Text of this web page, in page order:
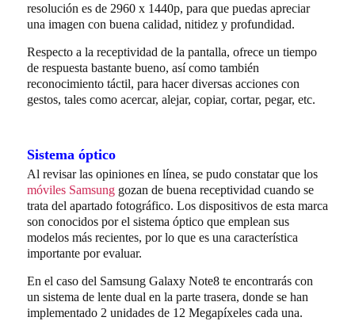
resolución es de 2960 x 1440p, para que puedas apreciar
una imagen con buena calidad, nitidez y profundidad.
Respecto a la receptividad de la pantalla, ofrece un tiempo
de respuesta bastante bueno, así como también
reconocimiento táctil, para hacer diversas acciones con
gestos, tales como acercar, alejar, copiar, cortar, pegar, etc.
Sistema óptico
Al revisar las opiniones en línea, se pudo constatar que los
móviles Samsunggozan de buena receptividad cuando se
trata del apartado fotográfico. Los dispositivos de esta marca
son conocidos por el sistema óptico que emplean sus
modelos más recientes, por lo que es una característica
importante por evaluar.
En el caso del Samsung Galaxy Note8 te encontrarás con
un sistema de lente dual en la parte trasera, donde se han
implementado 2 unidades de 12 Megapíxeles cada una.